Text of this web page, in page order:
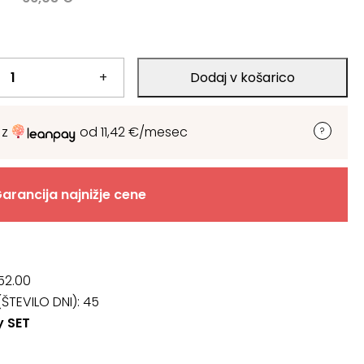
+ Dodaj v košarico
od 11,42€/mesec
najnižje cene
DNI): 45